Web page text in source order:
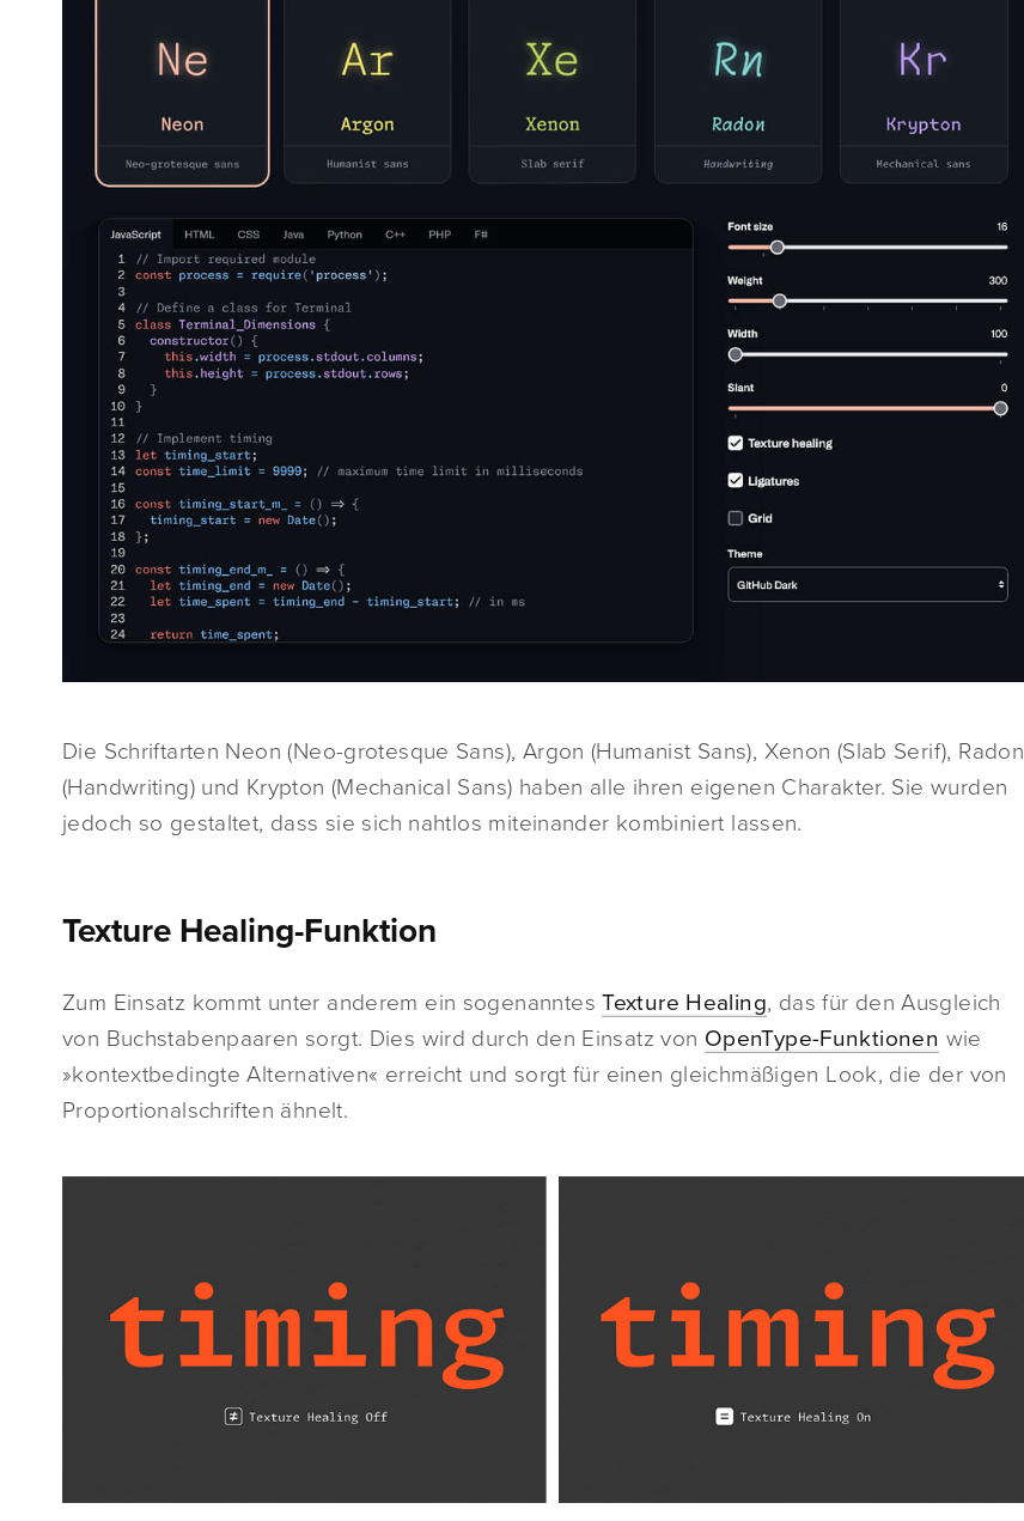
Die Schriftarten Neon (Neo-grotesque Sans), Argon (Humanist Sans), Xenon (Slab Serif), Radon
(Handwriting) und Krypton (Mechanical Sans) haben alle ihren eigenen Charakter. Sie wurden
jedoch so gestaltet, dass sie sich nahtlos miteinander kombiniert lassen.
Texture Healing-Funktion
Zum Einsatz kommt unter anderem ein sogenanntesTexture Healing, das für den Ausgleich
von Buchstabenpaaren sorgt. Dies wird durch den Einsatz von OpenType-Funktionen wie
»kontextbedingte Alternativen« erreicht und sorgt für einen gleichmäßigen Look, die der von
Proportionalschriften ähnelt.